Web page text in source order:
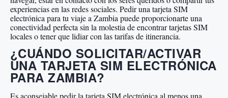
experiencias en las redes sociales. Pedir una tarjeta SIM
electrónica para tu viaje a Zambia puede proporcionarte una
conectividad perfecta sin la molestia de encontrar tarjetas SIM
locales o tener que lidiar con las tarifas de itinerancia.
¿CUÁNDO SOLICITAR/ACTIVAR
UNA TARJETA SIM ELECTRÓNICA
PARA ZAMBIA?
Es aconsejable pedir la tarjeta SIM electrónica al menos una